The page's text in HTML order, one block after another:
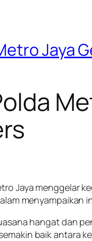
Jaya
Jaya menggelar
menyampaikan
hangat dan
baik antara